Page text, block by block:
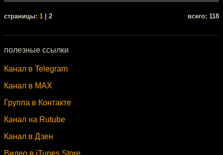
cтраницы: 1 | 2 всего: 118
полезные ссылки
Канал в Telegram
Канал в MAX
Группа в Контакте
Канал на Rutube
Канал в Дзен